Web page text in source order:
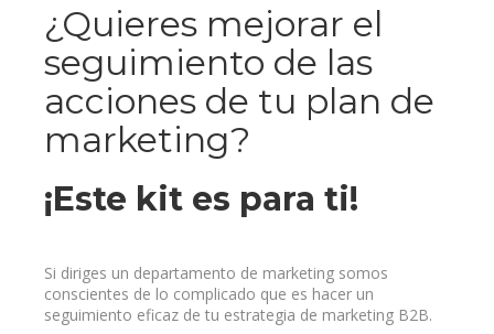
¿Quieres mejorar el
seguimiento de las
acciones de tu plan de
marketing?
¡Este kit es para ti!
Si diriges un departamento de marketing somos
conscientes de lo complicado que es hacer un
seguimiento eficaz de tu estrategia de marketing B2B.